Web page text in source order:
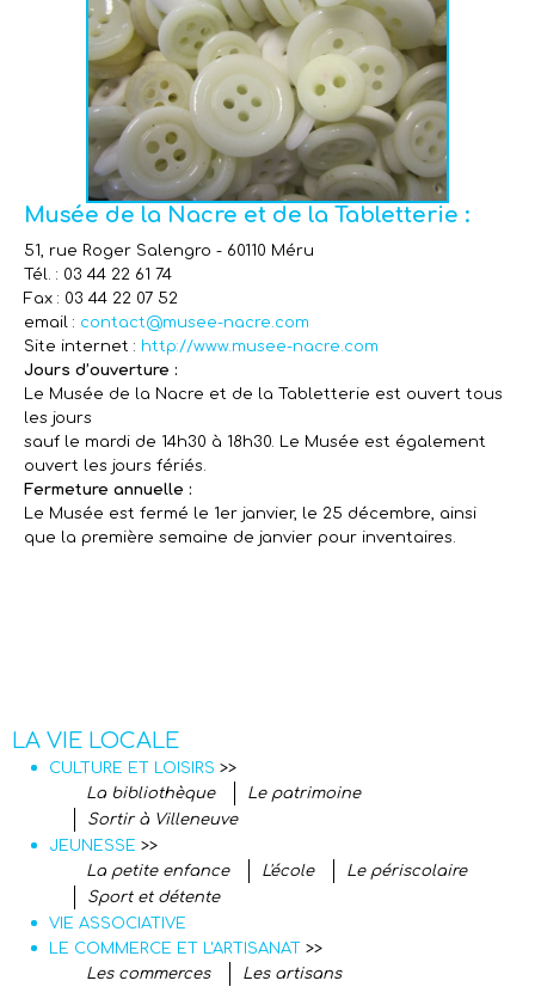
Musée de la Nacre et de la Tabletterie :
51, rue Roger Salengro - 60110 Méru
Tél. : 03 44 22 61 74
Fax : 03 44 22 07 52
email : contact@musee-nacre.com
Site internet : http://www.musee-nacre.com
Jours d’ouverture :
Le Musée de la Nacre et de la Tabletterie est ouvert tous
les jours
sauf le mardi de 14h30 à 18h30. Le Musée est également
ouvert les jours fériés.
Fermeture annuelle :
Le Musée est fermé le 1er janvier, le 25 décembre, ainsi
que la première semaine de janvier pour inventaires.
LA VIE LOCALE
CULTURE ET LOISIRS >>
La bibliothèque
Le patrimoine
Sortir à Villeneuve
JEUNESSE >>
La petite enfance
L'école
Le périscolaire
Sport et détente
VIE ASSOCIATIVE
LE COMMERCE ET L'ARTISANAT >>
Les commerces
Les artisans